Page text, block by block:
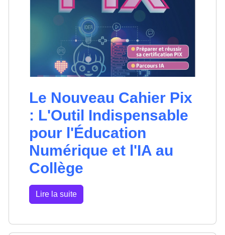
Le Nouveau Cahier Pix
: L'Outil Indispensable
pour l'Éducation
Numérique et l'IA au
Collège
Lire la suite